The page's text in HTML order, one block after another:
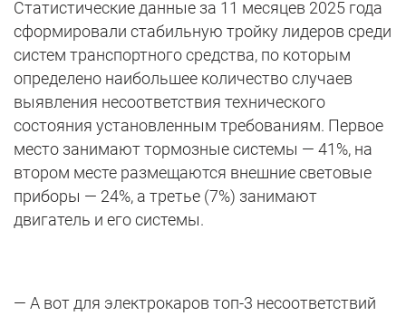
Статистические данные за 11 месяцев 2025 года
сформировали стабильную тройку лидеров среди
систем транспортного средства, по которым
определено наибольшее количество случаев
выявления несоответствия технического
состояния установленным требованиям. Первое
место занимают тормозные системы — 41%, на
втором месте размещаются внешние световые
приборы — 24%, а третье (7%) занимают
двигатель и его системы.
— А вот для электрокаров топ-3 несоответствий